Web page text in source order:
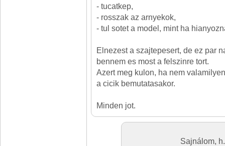
- tucatkep,
- rosszak az arnyekok,
- tul sotet a model, mint ha
Elnezest a szajtepesert, de ez par
bennem es most a felszinre tort.
Azert meg kulon, ha nem
a cicik bemutatasakor.
Minden jot.
Sajnálom,